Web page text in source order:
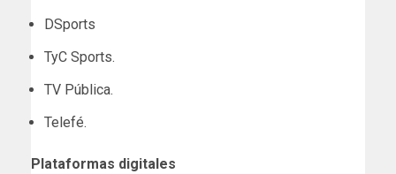
DSports
TyC Sports.
TV Pública.
Telefé.
Plataformas digitales